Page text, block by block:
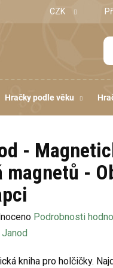
CZK
Hračky podle věku
-
magnetů -
Podrobnosti
Janod
kniha pro holčičky.